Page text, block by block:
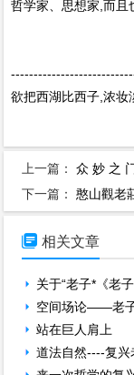
哲学家、思想家,而且
欲把西湖比西子,浓妆
上一篇：众 妙 之
下一篇：憨山觀老
 相关文章
关于“老子*《老
空间场论——老
站在巨人肩上
道法自然----复兴